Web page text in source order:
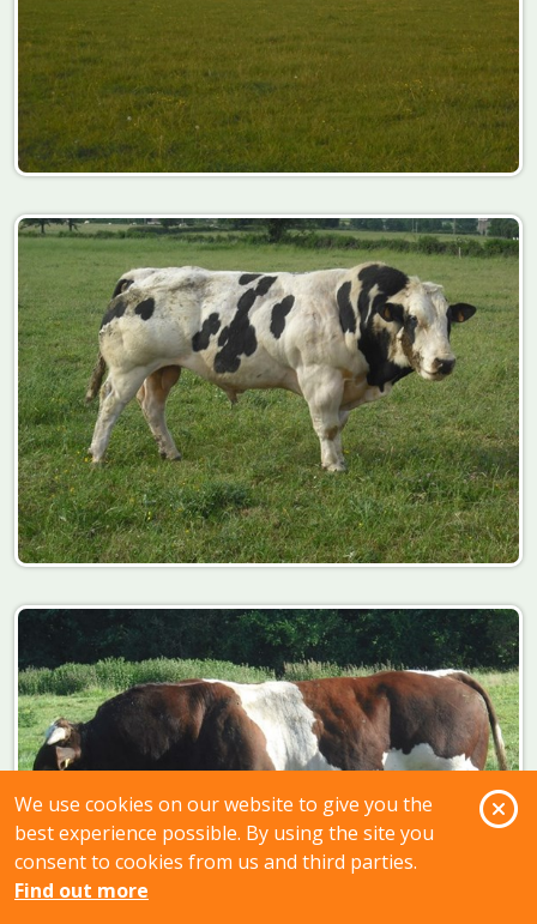
We use cookies on our website to give you the
best experience possible. By using the site you
consent to cookies from us and third parties.
Find out more